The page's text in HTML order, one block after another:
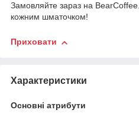
Замовляйте зараз на
кожним шматочком!
Приховати
Характеристики
Основні атрибути